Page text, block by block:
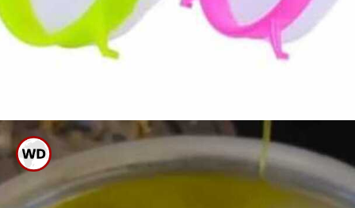
ಸೋಸುವ ಸೌಟಿನಲ್ಲಿರುವ ಕಲೆ